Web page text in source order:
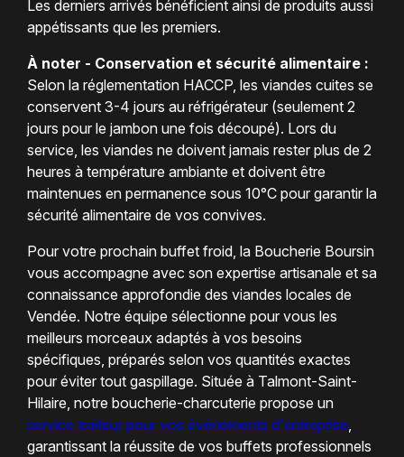
Les derniers arrivés bénéficient ainsi de produits aussi
appétissants que les premiers.
À noter - Conservation et sécurité alimentaire :
Selon la réglementation HACCP, les viandes cuites se
conservent 3-4 jours au réfrigérateur (seulement 2
jours pour le jambon une fois découpé). Lors du
service, les viandes ne doivent jamais rester plus de 2
heures à température ambiante et doivent être
maintenues en permanence sous 10°C pour garantir la
sécurité alimentaire de vos convives.
Pour votre prochain buffet froid, la Boucherie Boursin
vous accompagne avec son expertise artisanale et sa
connaissance approfondie des viandes locales de
Vendée. Notre équipe sélectionne pour vous les
meilleurs morceaux adaptés à vos besoins
spécifiques, préparés selon vos quantités exactes
pour éviter tout gaspillage. Située à Talmont-Saint-
Hilaire, notre boucherie-charcuterie propose un
service traiteur pour vos événements d'entreprise
garantissant la réussite de vos buffets professionnels